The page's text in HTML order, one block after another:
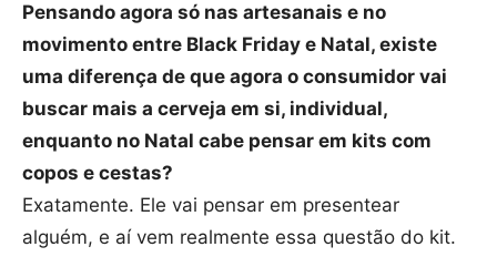
Pensando agora só nas artesanais e no
movimento entre Black Friday e Natal, existe
uma diferença de que agora o consumidor vai
buscar mais a cerveja em si, individual,
enquanto no Natal cabe pensar em kits com
copos e cestas?
Exatamente. Ele vai pensar em presentear
alguém, e aí vem realmente essa questão do kit.